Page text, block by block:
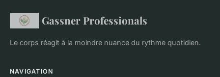
Gassner Professionals
Le corps réagit à la moindre nuance du rythme quotidien.
NAVIGATION